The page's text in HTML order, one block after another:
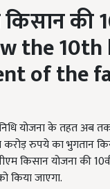
की
the
of the
योजना के तहत अब तक
करोड़ रुपये का भुगतान
किसान योजना की
किया जाएगा.